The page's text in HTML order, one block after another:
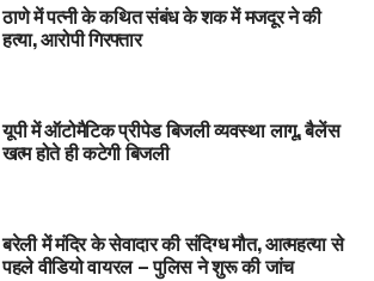
ठाणे में पत्नी के कथित संबंध के शक में मजदूर ने की
हत्या, आरोपी गिरफ्तार
यूपी में ऑटोमैटिक प्रीपेड बिजली व्यवस्था लागू, बैलेंस
खत्म होते ही कटेगी बिजली
बरेली में मंदिर के सेवादार की संदिग्ध मौत, आत्महत्या से
पहले वीडियो वायरल – पुलिस ने शुरू की जांच